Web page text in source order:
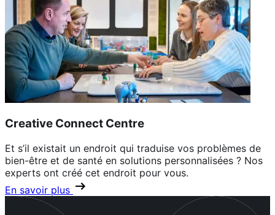
Creative Connect Centre
Et s’il existait un endroit qui traduise vos problèmes de
bien-être et de santé en solutions personnalisées ? Nos
experts ont créé cet endroit pour vous.
En savoir plus